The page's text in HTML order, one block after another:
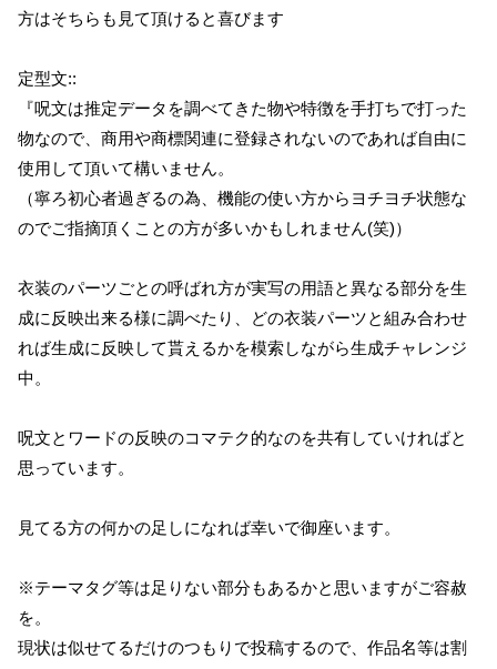
方はそちらも見て頂けると喜びます
定型文::
『呪文は推定データを調べてきた物や特徴を手打ちで打った
物なので、商用や商標関連に登録されないのであれば自由に
使用して頂いて構いません。
（寧ろ初心者過ぎるの為、機能の使い方からヨチヨチ状態な
のでご指摘頂くことの方が多いかもしれません(笑)）
衣装のパーツごとの呼ばれ方が実写の用語と異なる部分を生
成に反映出来る様に調べたり、どの衣装パーツと組み合わせ
れば生成に反映して貰えるかを模索しながら生成チャレンジ
中。
呪文とワードの反映のコマテク的なのを共有していければと
思っています。
見てる方の何かの足しになれば幸いで御座います。
※テーマタグ等は足りない部分もあるかと思いますがご容赦
を。
現状は似せてるだけのつもりで投稿するので、作品名等は割